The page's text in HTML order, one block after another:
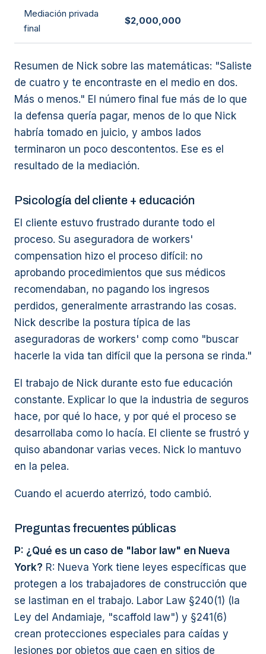
Mediación privada
final
$2,000,000
Resumen de Nick sobre las matemáticas: "Saliste
de cuatro y te encontraste en el medio en dos.
Más o menos." El número final fue más de lo que
la defensa quería pagar, menos de lo que Nick
habría tomado en juicio, y ambos lados
terminaron un poco descontentos. Ese es el
resultado de la mediación.
Psicología del cliente + educación
El cliente estuvo frustrado durante todo el
proceso. Su aseguradora de workers'
compensation hizo el proceso difícil: no
aprobando procedimientos que sus médicos
recomendaban, no pagando los ingresos
perdidos, generalmente arrastrando las cosas.
Nick describe la postura típica de las
aseguradoras de workers' comp como "buscar
hacerle la vida tan difícil que la persona se rinda."
El trabajo de Nick durante esto fue educación
constante. Explicar lo que la industria de seguros
hace, por qué lo hace, y por qué el proceso se
desarrollaba como lo hacía. El cliente se frustró y
quiso abandonar varias veces. Nick lo mantuvo
en la pelea.
Cuando el acuerdo aterrizó, todo cambió.
Preguntas frecuentes públicas
P: ¿Qué es un caso de "labor law" en Nueva
York? R: Nueva York tiene leyes específicas que
protegen a los trabajadores de construcción que
se lastiman en el trabajo. Labor Law §240(1) (la
Ley del Andamiaje, "scaffold law") y §241(6)
crean protecciones especiales para caídas y
lesiones por objetos que caen en sitios de